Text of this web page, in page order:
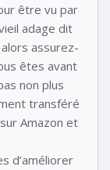
être vu par
adage dit
assurez-
êtes avant
non plus
transféré
Amazon et
d’améliorer